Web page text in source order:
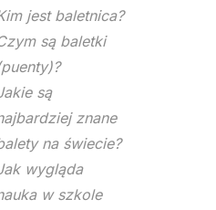
jest baletnica?
są baletki
są
znane
na świecie?
wygląda
w szkole